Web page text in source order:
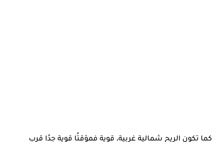
كما تكون الريح شمالية غربية، قوية فمؤقتًا قوية جدًا قرب